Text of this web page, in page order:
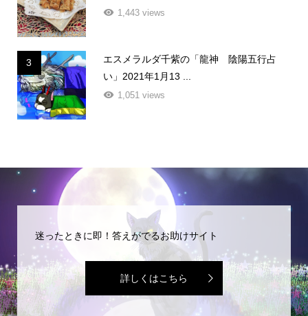
1,443 views
3
エスメラルダ千紫の「龍神 陰陽五行占
い」2021年1月13 ...
1,051 views
迷ったときに即！答えがでるお助けサイト
詳しくはこちら